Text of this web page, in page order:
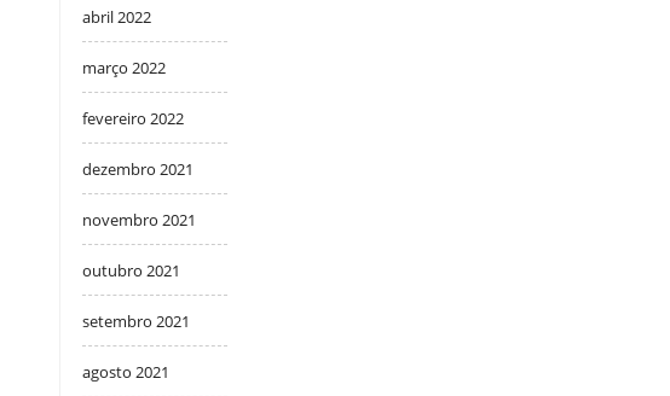
abril 2022
março 2022
fevereiro 2022
dezembro 2021
novembro 2021
outubro 2021
setembro 2021
agosto 2021